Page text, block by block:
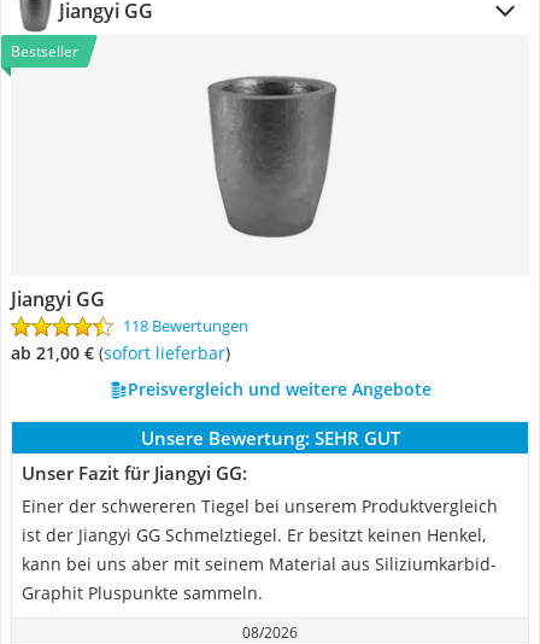
Jiangyi GG
Bestseller
Jiangyi GG
118 Bewertungen
ab 21,00 € ( Sofort lieferbar)
Preisvergleich und weitere Angebote
Unsere Bewertung: SEHR GUT
Unser Fazit für Jiangyi GG:
Einer der schwereren Tiegel bei unserem Produktvergleich
ist der Jiangyi GG Schmelztiegel. Er besitzt keinen Henkel,
kann bei uns aber mit seinem Material aus Siliziumkarbid-
Graphit Pluspunkte sammeln.
08/2026